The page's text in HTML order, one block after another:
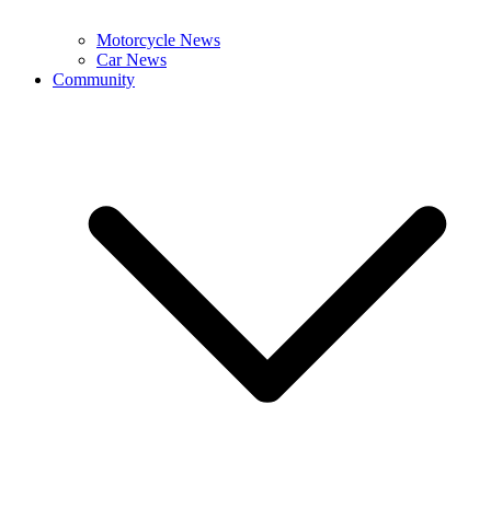
Motorcycle News
Car News
Community